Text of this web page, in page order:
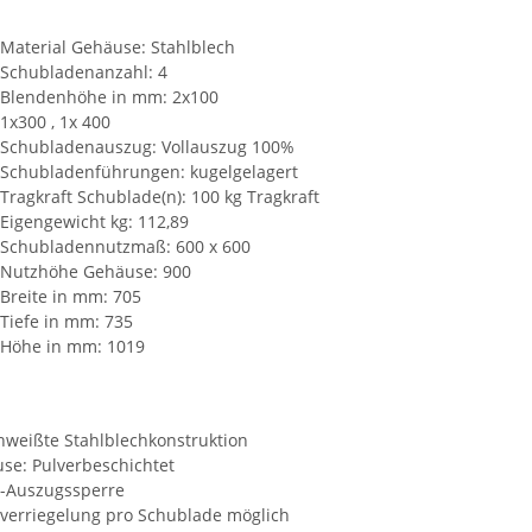
Material Gehäuse: Stahlblech
Schubladenanzahl: 4
Blendenhöhe in mm: 2x100
1x300 , 1x 400
Schubladenauszug: Vollauszug 100%
Schubladenführungen: kugelgelagert
Tragkraft Schublade(n): 100 kg Tragkraft
Eigengewicht kg: 112,89
Schubladennutzmaß: 600 x 600
Nutzhöhe Gehäuse: 900
Breite in mm: 705
Tiefe in mm: 735
Höhe in mm: 1019
Stahlblechkonstruktion
Pulverbeschichtet
Auszugssperre
pro Schublade möglich